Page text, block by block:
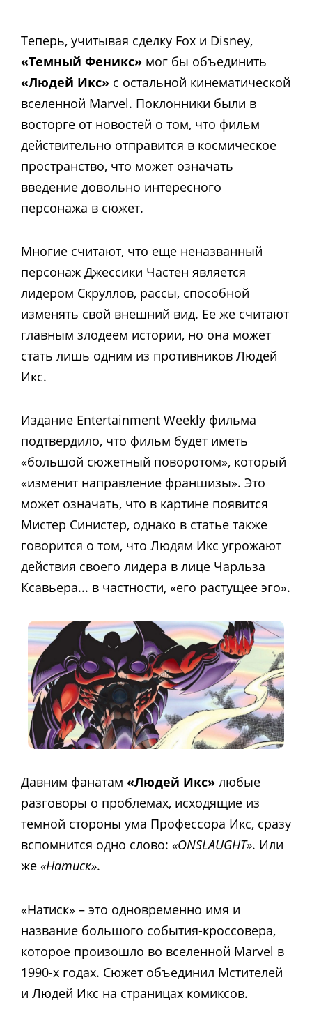
Теперь, учитывая сделку Fox и Disney,
«Темный Феникс» мог бы объединить
«Людей Икс» с остальной кинематической
вселенной Marvel. Поклонники были в
восторге от новостей о том, что фильм
действительно отправится в космическое
пространство, что может означать
введение довольно интересного
персонажа в сюжет.
Многие считают, что еще неназванный
персонаж Джессики Частен является
лидером Скруллов, рассы, способной
изменять свой внешний вид. Ее же считают
главным злодеем истории, но она может
стать лишь одним из противников Людей
Икс.
Издание Entertainment Weekly фильма
подтвердило, что фильм будет иметь
«большой сюжетный поворотом», который
«изменит направление франшизы». Это
может означать, что в картине появится
Мистер Синистер, однако в статье также
говорится о том, что Людям Икс угрожают
действия своего лидера в лице Чарльза
Ксавьера... в частности, «его растущее эго».
Давним фанатам «Людей Икс» любые
разговоры о проблемах, исходящие из
темной стороны ума Профессора Икс, сразу
вспомнится одно слово: «ONSLAUGHT». Или
же «Натиск».
«Натиск» – это одновременно имя и
название большого события-кроссовера,
которое произошло во вселенной Marvel в
1990-х годах. Сюжет объединил Мстителей
и Людей Икс на страницах комиксов.